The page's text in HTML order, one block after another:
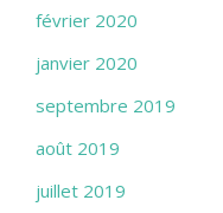
février 2020
janvier 2020
septembre 2019
août 2019
juillet 2019